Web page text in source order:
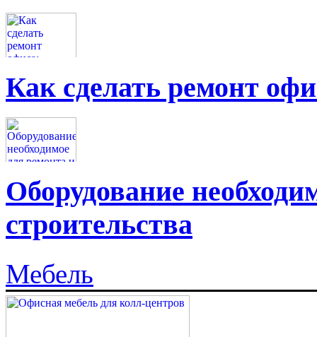
Как сделать ремонт
Оборудование
строительства
Мебель